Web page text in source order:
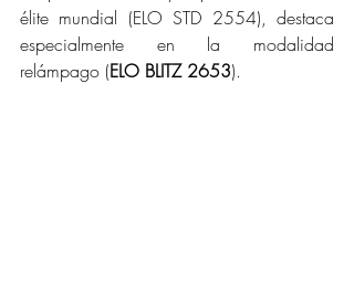
élite mundial (ELO STD 2554), destaca
especialmente en la modalidad
relámpago (ELO BLITZ 2653).